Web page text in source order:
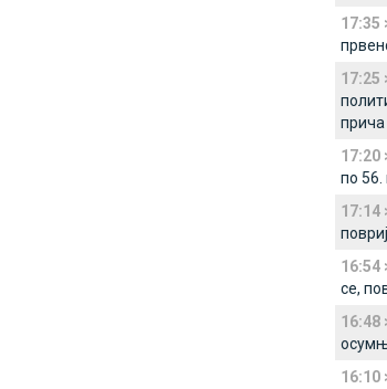
17:35
17:25
прича
17:20
по 56.
17:14
16:54
се,
16:48
16:10